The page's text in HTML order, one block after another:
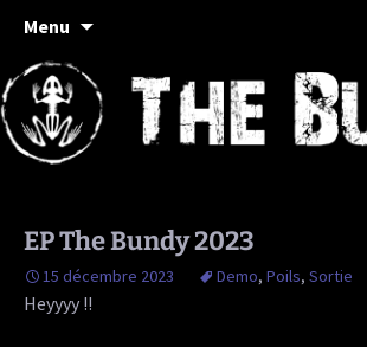
contenu
The Bundy
Rock/Folk/Grungy Haut-Saônois
Menu
EP The Bundy 2023
15 décembre 2023 Demo, Poils, Sortie
Heyyyy !!